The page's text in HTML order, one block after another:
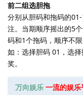
前二组选胆拖
分别从胆码和拖码的
注。当期顺序摇出的5
码和1个拖码，顺序不限
如：选择胆码 01，选
奖。
万向娱乐 一流的娱